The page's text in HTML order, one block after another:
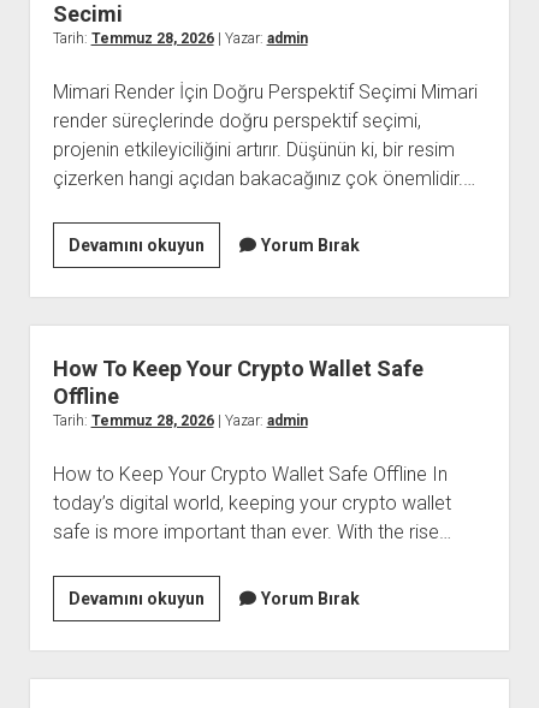
Secimi
Tarih: Temmuz 28, 2026| Yazar: admin
Mimari Render İçin Doğru Perspektif Seçimi Mimari
render süreçlerinde doğru perspektif seçimi,
projenin etkileyiciliğini artırır. Düşünün ki, bir resim
çizerken hangi açıdan bakacağınız çok önemlidir.…
Devamını okuyunMimari
Render
İcin
Dogru
Perspektif
Yorum Bırak
How To Keep Your Crypto Wallet Safe
Offline
Tarih: Temmuz 28, 2026| Yazar: admin
How to Keep Your Crypto Wallet Safe Offline In
today’s digital world, keeping your crypto wallet
safe is more important than ever. With the rise…
Devamını okuyunHow
To
Keep
Your
Yorum Bırak